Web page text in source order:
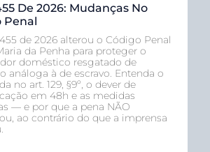
De 2026: Mudanças No
Penal
de 2026 alterou o Código Penal
da Penha para proteger o
doméstico resgatado de
análoga à de escravo. Entenda o
no art. 129, §9º, o dever de
em 48h e as medidas
— e por que a pena NÃO
ao contrário do que a imprensa